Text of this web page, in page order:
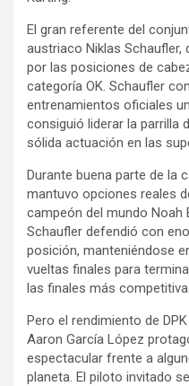
El gran referente del
austriaco Niklas Schaufler,
por las posiciones de
categoría OK. Schaufler
entrenamientos oficiales
consiguió liderar la parrilla
sólida actuación en las
Durante buena parte de la
mantuvo opciones reales
campeón del mundo Noah
Schaufler defendió con
posición, manteniéndose
vueltas finales para
las finales más
Pero el rendimiento de
Aaron García López
espectacular frente a
planeta. El piloto invitado